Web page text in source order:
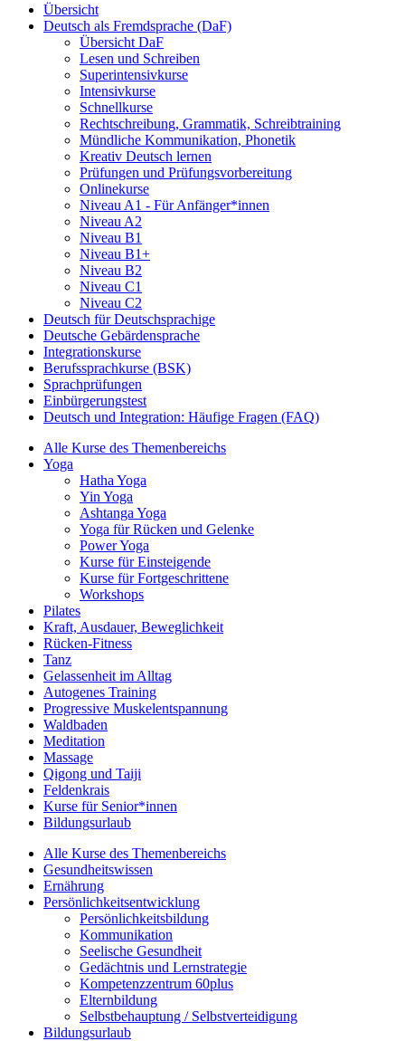
Übersicht
Deutsch als Fremdsprache (DaF)
Übersicht DaF
Lesen und Schreiben
Superintensivkurse
Intensivkurse
Schnellkurse
Rechtschreibung, Grammatik, Schreibtraining
Mündliche Kommunikation, Phonetik
Kreativ Deutsch lernen
Prüfungen und Prüfungsvorbereitung
Onlinekurse
Niveau A1 - Für Anfänger*innen
Niveau A2
Niveau B1
Niveau B1+
Niveau B2
Niveau C1
Niveau C2
Deutsch für Deutschsprachige
Deutsche Gebärdensprache
Integrationskurse
Berufssprachkurse (BSK)
Sprachprüfungen
Einbürgerungstest
Deutsch und Integration: Häufige Fragen (FAQ)
Alle Kurse des Themenbereichs
Yoga
Hatha Yoga
Yin Yoga
Ashtanga Yoga
Yoga für Rücken und Gelenke
Power Yoga
Kurse für Einsteigende
Kurse für Fortgeschrittene
Workshops
Pilates
Kraft, Ausdauer, Beweglichkeit
Rücken-Fitness
Tanz
Gelassenheit im Alltag
Autogenes Training
Progressive Muskelentspannung
Waldbaden
Meditation
Massage
Qigong und Taiji
Feldenkrais
Kurse für Senior*innen
Bildungsurlaub
Alle Kurse des Themenbereichs
Gesundheitswissen
Ernährung
Persönlichkeitsentwicklung
Persönlichkeitsbildung
Kommunikation
Seelische Gesundheit
Gedächtnis und Lernstrategie
Kompetenzzentrum 60plus
Elternbildung
Selbstbehauptung / Selbstverteidigung
Bildungsurlaub